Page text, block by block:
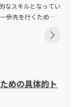
、顧客数をさらに
こに問題があるの
が減少しているの
成約率などを確認
論理的思考力と
グがある。 クリテ
訳されるが、相手の
について、前提、
なスキルとなってい
歩先を行くために
を交えながら、専
えば、企業の業績
済環境や消費者動
要素」を理解する
は、単なる短期的
めの具体的ト